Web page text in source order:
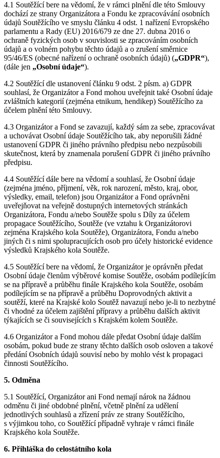
4.1 Soutěžící bere na vědomí, že v rámci plnění dle této Smlouvy
dochází ze strany Organizátora a Fondu ke zpracovávání osobních
údajů Soutěžícího ve smyslu článku 4 odst. 1 nařízení Evropského
parlamentu a Rady (EU) 2016/679 ze dne 27. dubna 2016 o
ochraně fyzických osob v souvislosti se zpracováním osobních
údajů a o volném pohybu těchto údajů a o zrušení směrnice
95/46/ES (obecné nařízení o ochraně osobních údajů) („GDPR“),
(dále jen „Osobní údaje“).
4.2 Soutěžící dle ustanovení článku 9 odst. 2 písm. a) GDPR
souhlasí, že Organizátor a Fond mohou uveřejnit také Osobní údaje
zvláštních kategorií (zejména etnikum, hendikep) Soutěžícího za
účelem plnění této Smlouvy.
4.3 Organizátor a Fond se zavazují, každý sám za sebe, zpracovávat
a uchovávat Osobní údaje Soutěžícího tak, aby neporušili žádné
ustanovení GDPR či jiného právního předpisu nebo nezpůsobili
skutečnost, která by znamenala porušení GDPR či jiného právního
předpisu.
4.4 Soutěžící dále bere na vědomí a souhlasí, že Osobní údaje
(zejména jméno, příjmení, věk, rok narození, město, kraj, obor,
výsledky, email, telefon) jsou Organizátor a Fond oprávněni
uveřejňovat na veřejně dostupných internetových stránkách
Organizátora, Fondu a/nebo Soutěže spolu s Díly za účelem
propagace Soutěžícího, Soutěže (ve vztahu k Organizátorovi
zejména Krajského kola Soutěže), Organizátora, Fondu a/nebo
jiných či s nimi spolupracujících osob pro účely historické evidence
výsledků Krajského kola Soutěže.
4.5 Soutěžící bere na vědomí, že Organizátor je oprávněn předat
Osobní údaje členům výběrové komise Soutěže, osobám podílejícím
se na přípravě a průběhu finále Krajského kola Soutěže, osobám
podílejícím se na přípravě a průběhu Doprovodných aktivit a
soutěží, které na Krajské kolo Soutěž navazují nebo je-li to nezbytné
či vhodné za účelem zajištění přípravy a průběhu dalších aktivit
týkajících se či souvisejících s Krajském kolem Soutěže.
4.6 Organizátor a Fond mohou dále předat Osobní údaje dalším
osobám, pokud bude ze strany těchto dalších osob osloven a takové
předání Osobních údajů souvisí nebo by mohlo vést k propagaci
činnosti Soutěžícího.
5. Odměna
5.1 Soutěžící, Organizátor ani Fond nemají nárok na žádnou
odměnu či jiné obdobné plnění, včetně plnění za udělení
jednotlivých souhlasů a zřízení práv ze strany Soutěžícího,
s výjimkou toho, co Soutěžící případně vyhraje v rámci finále
Krajského kola Soutěže.
6. Přihláška do celostátního kola